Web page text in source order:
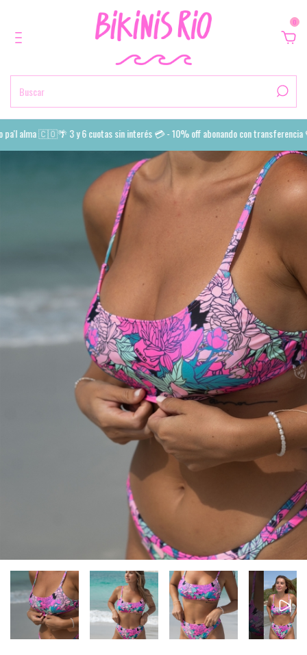
0
alma 🇨🇴🌴 3 y 6 cuotas sin interés 💳 - 10% off abonando con transferencia